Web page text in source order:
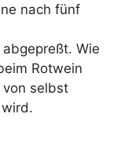
nach fünf
Wie
Rotwein
von selbst